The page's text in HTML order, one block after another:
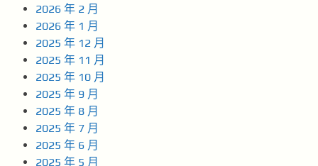
2026 年 2 月
2026 年 1 月
2025 年 12 月
2025 年 11 月
2025 年 10 月
2025 年 9 月
2025 年 8 月
2025 年 7 月
2025 年 6 月
2025 年 5 月